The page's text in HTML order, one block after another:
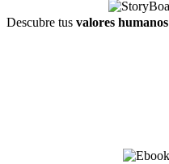
Descubre tus valores humanos